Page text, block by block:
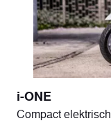
i-ONE
Compact elektrisch